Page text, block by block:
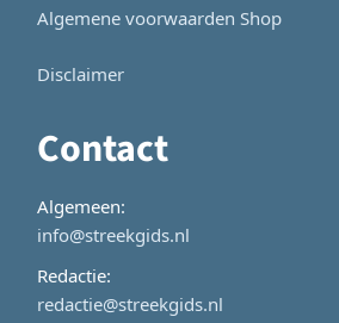
Algemene voorwaarden Shop
Disclaimer
Contact
Algemeen:
info@streekgids.nl
Redactie:
redactie@streekgids.nl